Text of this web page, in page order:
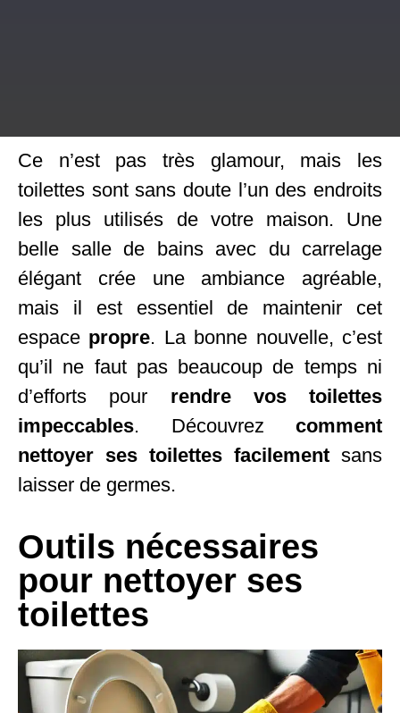
Ce n’est pas très glamour, mais les
toilettes sont sans doute l’un des endroits
les plus utilisés de votre maison. Une
belle salle de bains avec du carrelage
élégant crée une ambiance agréable,
mais il est essentiel de maintenir cet
espace propre. La bonne nouvelle, c’est
qu’il ne faut pas beaucoup de temps ni
d’efforts pour rendre vos toilettes
impeccables. Découvrez comment
nettoyer ses toilettes facilement sans
laisser de germes.
Outils nécessaires
pour nettoyer ses
toilettes